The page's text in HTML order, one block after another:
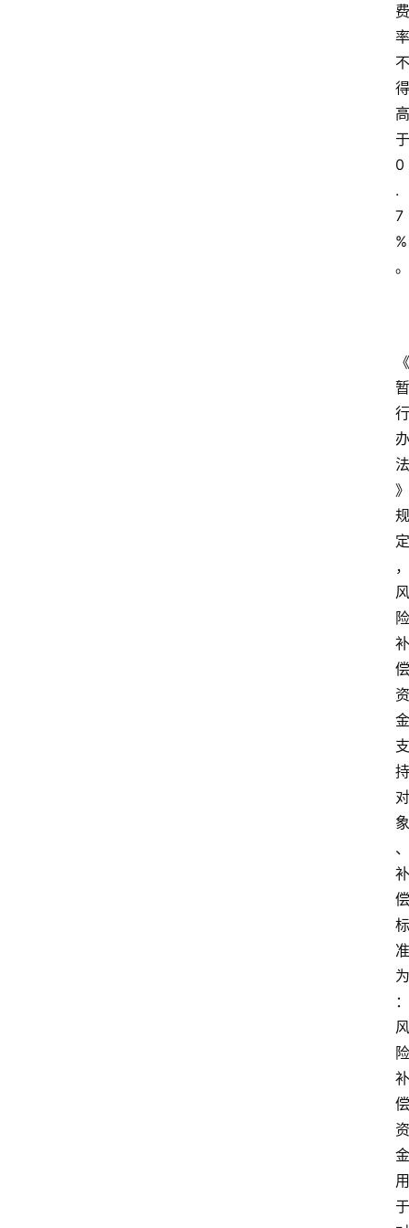
费
率
不
得
高
于
0
.
7
%
。
《
暂
行
办
法
》
规
定
，
风
险
补
偿
资
金
支
持
对
象
、
补
偿
标
准
为
：
风
险
补
偿
资
金
用
于